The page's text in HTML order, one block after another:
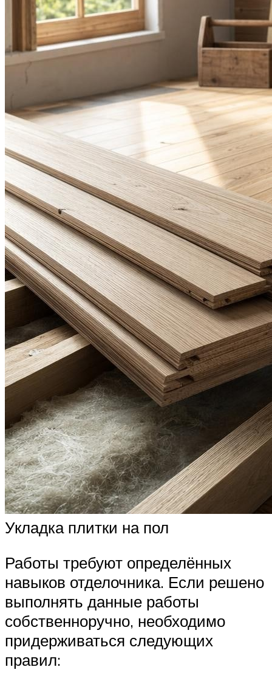
Укладка плитки на пол
Работы требуют определённых
навыков отделочника. Если решено
выполнять данные работы
собственноручно, необходимо
придерживаться следующих
правил: